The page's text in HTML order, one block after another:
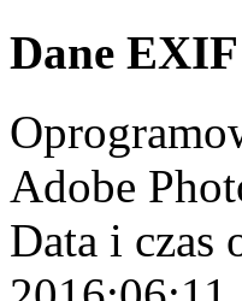
Dane EXIF
Adobe
Data i czas